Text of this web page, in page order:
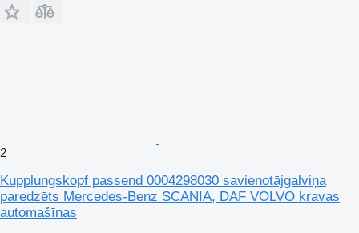
2
Kupplungskopf passend 0004298030 savienotājgalviņa
paredzēts Mercedes-Benz SCANIA, DAF VOLVO kravas
automašīnas